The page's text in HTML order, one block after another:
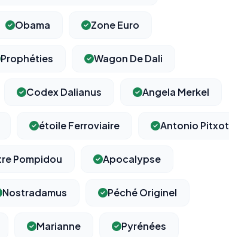
Obama Zone Euro
Prophéties Wagon De Dali
Codex Dalianus Angela Merkel
étoile Ferroviaire Antonio Pitxot
Pompidou Apocalypse
Nostradamus Péché Originel
Marianne Pyrénées